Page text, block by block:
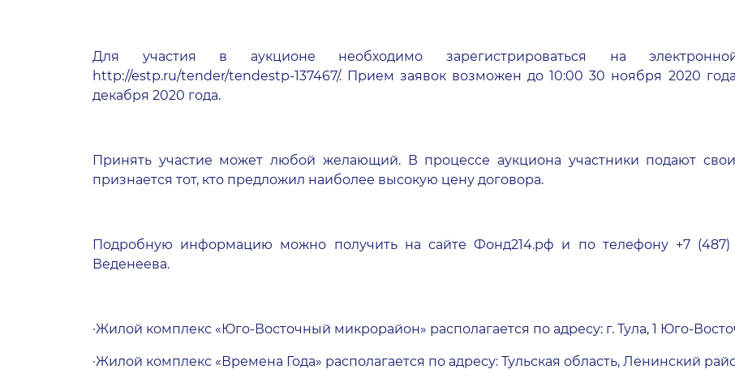
Для участия в аукционе необходимо зарегистрироваться на
http://estp.ru/tender/tendestp-137467/. Прием заявок возможен до 10:00 30 ноября 2020
декабря 2020 года.
Принять участие может любой желающий. В процессе аукциона участники подают
признается тот, кто предложил наиболее высокую цену договора.
Подробную информацию можно получить на сайте Фонд214.рф и по телефону +7 (487)
Веденеева.
·Жилой комплекс «Юго-Восточный микрорайон» располагается по адресу: г. Тула, 1 Юго-
·Жилой комплекс «Времена Года» располагается по адресу: Тульская область, Ленинский